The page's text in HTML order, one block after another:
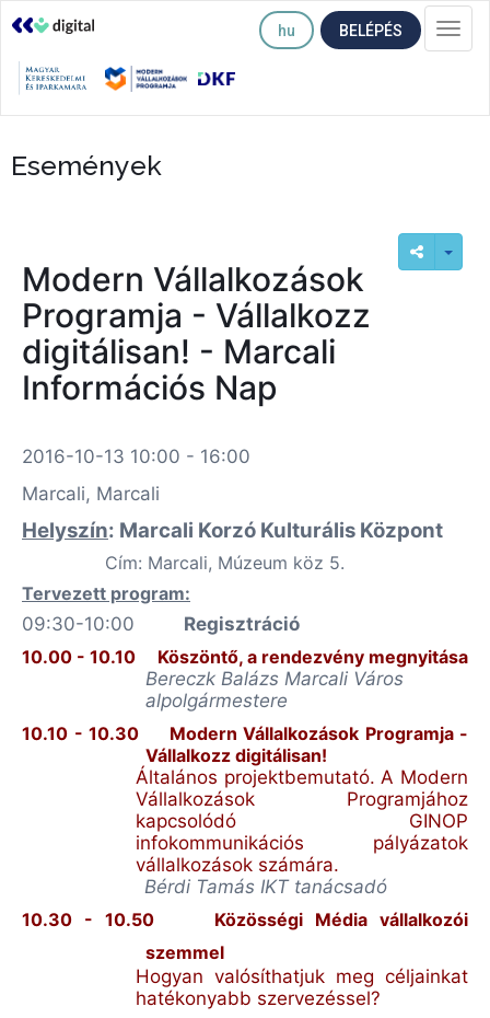
hu BELÉPÉS
Események
Modern Vállalkozások
Programja - Vállalkozz
digitálisan! - Marcali
Információs Nap
2016-10-13 10:00 - 16:00
Marcali, Marcali
Helyszín: Marcali Korzó Kulturális Központ
Cím: Marcali, Múzeum köz 5.
Tervezett program:
09:30-10:00
Regisztráció
10.00 - 10.10
Köszöntő, a rendezvény megnyitása
Bereczk Balázs Marcali Város
alpolgármestere
10.10 - 10.30
Modern Vállalkozások Programja -
Vállalkozz digitálisan!
Általános projektbemutató. A Modern
Vállalkozások Programjához
kapcsolódó GINOP
infokommunikációs pályázatok
vállalkozások számára.
Bérdi Tamás IKT tanácsadó
10.30 - 10.50
Közösségi Média vállalkozói
szemmel
Hogyan valósíthatjuk meg céljainkat
hatékonyabb szervezéssel?